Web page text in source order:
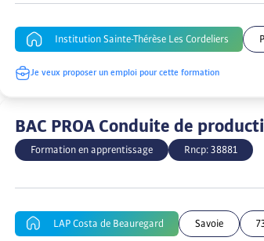
Institution Sainte-Thérèse Les Cordeliers
Je veux proposer un emploi pour cette formation
BAC PROA Conduite de
Formation en apprentissage
Rncp: 38881
LAP Costa de Beauregard Savoie